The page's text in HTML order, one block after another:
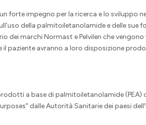
forte impegno per la ricerca e lo
della palmitoiletanolamide e delle sue
dei marchi Normast e Pelvilen che
il paziente avranno a loro disposizione
a base di palmitoiletanolamide
dalle Autorità Sanitarie dei paesi